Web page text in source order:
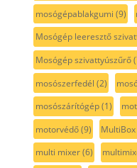
mosógépablakgumi (9)
Mosógép leeresztő
Mosógép szivattyúszűrő
mosószerfedél (2)
mosószárítógép(1)
motorvédő(9) MultiBox
multi mixer(6)